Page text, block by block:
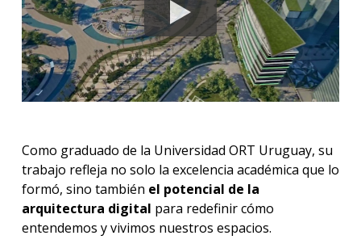
Como graduado de la Universidad ORT Uruguay, su
trabajo refleja no solo la excelencia académica que lo
formó, sino también el potencial de la
arquitectura digital para redefinir cómo
entendemos y vivimos nuestros espacios.